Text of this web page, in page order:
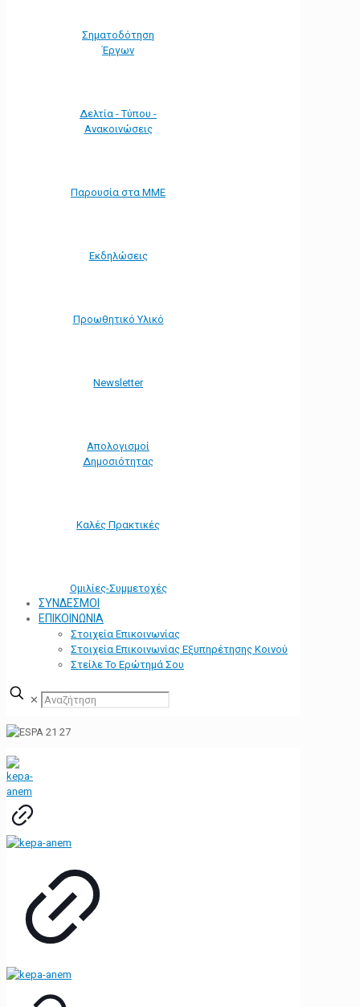
Σηματοδότηση
Έργων
Δελτία - Τύπου -
Ανακοινώσεις
Παρουσία στα ΜΜΕ
Εκδηλώσεις
Προωθητικό Υλικό
Νewsletter
Απολογισμοί
Δημοσιότητας
Καλές Πρακτικές
Ομιλίες-Συμμετοχές
ΣΥΝΔΕΣΜΟΙ
ΕΠΙΚΟΙΝΩΝΙΑ
Στοιχεία Επικοινωνίας
Στοιχεία Επικοινωνίας Εξυπηρέτησης Κοινού
Στείλε Το Ερώτημά Σου
✕